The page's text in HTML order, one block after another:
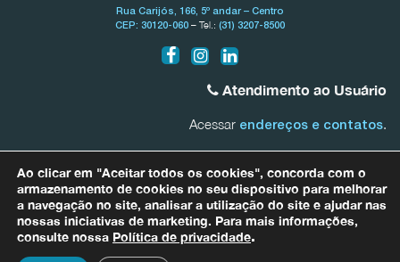
Rua Carijós, 166, 5º andar – Centro
CEP: 30120-060 – Tel.: (31) 3207-8500
Atendimento ao Usuário
Acessar endereços e contatos.
0800.031.1607
Bacias Afluentes Mineiras do Rio São Francisco0800.031.1608
Para quaisquer informações relacionadas a dados pessoais entre em
Ao clicar em "Aceitar todos os cookies", concorda com o
armazenamento de cookies no seu dispositivo para melhorar
a navegação no site, analisar a utilização do site e ajudar nas
nossas iniciativas de marketing. Para mais informações,
consulte nossa Política de privacidade.